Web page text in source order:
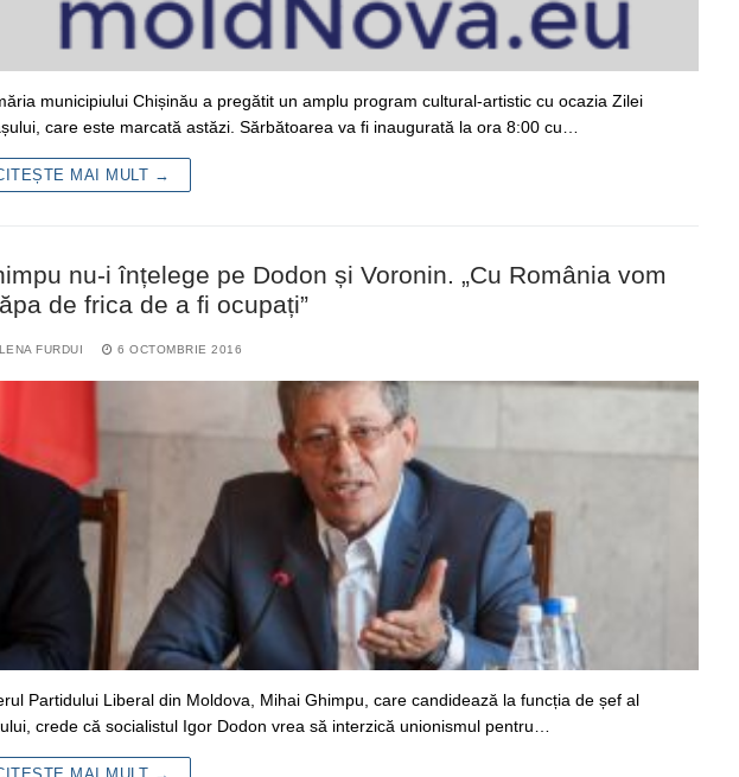
municipiului Chișinău a pregătit un amplu program cultural-artistic cu ocazia Zilei
care este marcată astăzi. Sărbătoarea va fi inaugurată la ora 8:00 cu…
MAI MULT →
nu-i înțelege pe Dodon și Voronin. „Cu România vom
de frica de a fi ocupați”
FURDUI 6 OCTOMBRIE 2016
Partidului Liberal din Moldova, Mihai Ghimpu, care candidează la funcția de șef al
crede că socialistul Igor Dodon vrea să interzică unionismul pentru…